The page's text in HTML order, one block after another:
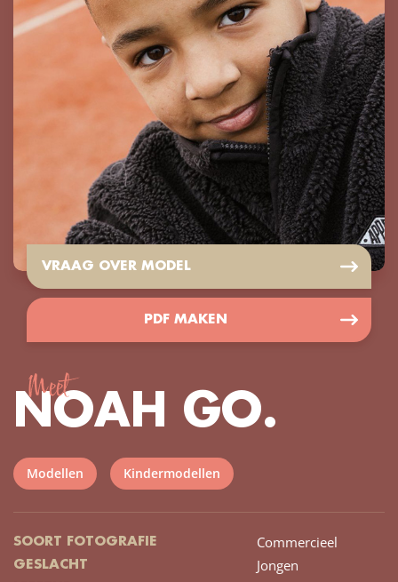
VRAAG OVER MODEL
PDF MAKEN
Meet
NOAH GO.
Modellen Kindermodellen
SOORT FOTOGRAFIE Commercieel
GESLACHT Jongen